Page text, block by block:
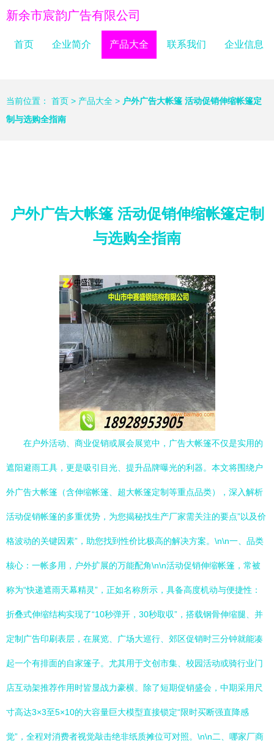
新余市宸韵广告有限公司
首页 企业简介 产品大全 联系我们 企业信息
当前位置： 首页 > 产品大全 > 户外广告大帐篷 活动促销伸缩帐篷定
制与选购全指南
户外广告大帐篷 活动促销伸缩帐篷定制
与选购全指南
在户外活动、商业促销或展会展览中，广告大帐篷不仅是实用的
遮阳避雨工具，更是吸引目光、提升品牌曝光的利器。本文将围绕户
外广告大帐篷（含伸缩帐篷、超大帐篷定制等重点品类），深入解析
活动促销帐篷的多重优势，为您揭秘找生产厂家需关注的要点”以及价
格波动的关键因素”，助您找到性价比极高的解决方案。\n\n一、品类
核心：一帐多用，户外扩展的万能配角\n\n活动促销伸缩帐篷，常被
称为“快递遮雨天幕精灵”，正如名称所示，具备高度机动与便捷性：
折叠式伸缩结构实现了“10秒弹开，30秒取収”，搭载钢骨伸缩腿、并
定制广告印刷表层，在展览、广场大巡行、郊区促销时三分钟就能凑
起一个有排面的自家篷子。尤其用于文创市集、校园活动或骑行业门
店互动架推荐作用时皆显战力豪横。除了短期促销盛会，中期采用尺
寸高达3×3至5×10的大容量巨大模型直接锁定“限时买断强直降感
觉”，全程对消费者视觉敲击绝非纸质摊位可对照。\n\n二、哪家厂商